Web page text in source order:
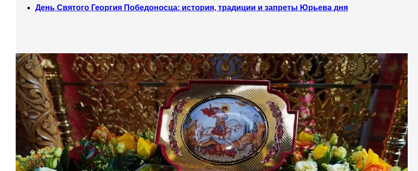
День Святого Георгия Победоносца: история, традиции и запреты Юрьева дня